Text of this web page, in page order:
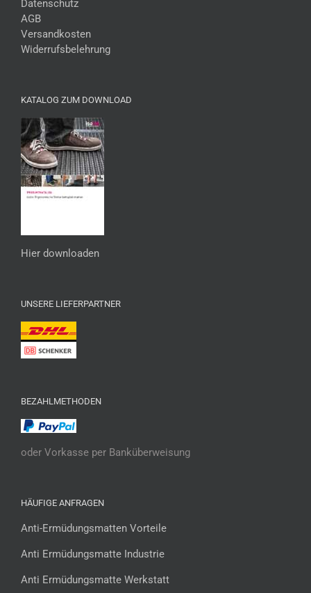
Datenschutz
AGB
Versandkosten
Widerrufsbelehrung
KATALOG ZUM DOWNLOAD
Hier downloaden
UNSERE LIEFERPARTNER
BEZAHLMETHODEN
oder Vorkasse per Banküberweisung
HÄUFIGE ANFRAGEN
Anti-Ermüdungsmatten Vorteile
Anti Ermüdungsmatte Industrie
Anti Ermüdungsmatte Werkstatt